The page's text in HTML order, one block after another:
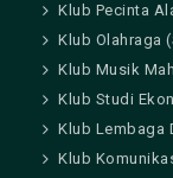
Klub Pecinta
Klub Olahraga
Klub Musik
Klub Studi
Klub Lembaga
Klub